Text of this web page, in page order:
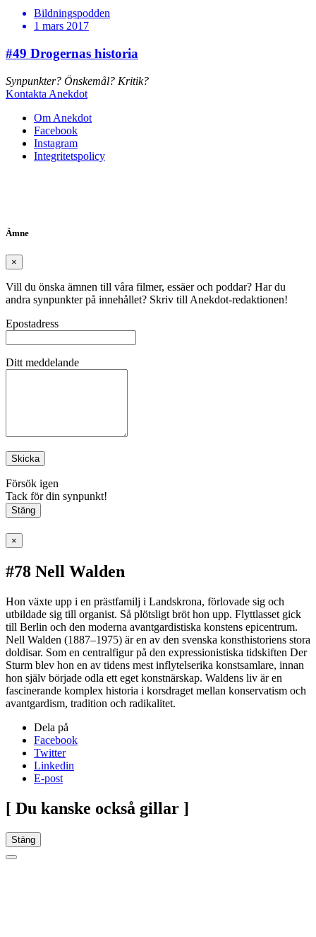
Bildningspodden
1 mars 2017
#49 Drogernas historia
Synpunkter? Önskemål? Kritik?
Kontakta Anekdot
Om Anekdot
Facebook
Instagram
Integritetspolicy
Ämne
×
Vill du önska ämnen till våra filmer, essäer och poddar? Har du
andra synpunkter på innehållet? Skriv till Anekdot-redaktionen!
Epostadress
Ditt meddelande
Skicka
Försök igen
Tack för din synpunkt!
Stäng
×
#78 Nell Walden
Hon växte upp i en prästfamilj i Landskrona, förlovade sig och
utbildade sig till organist. Så plötsligt bröt hon upp. Flyttlasset gick
till Berlin och den moderna avantgardistiska konstens epicentrum.
Nell Walden (1887–1975) är en av den svenska konsthistoriens stora
doldisar. Som en centralfigur på den expressionistiska tidskiften Der
Sturm blev hon en av tidens mest inflytelserika konstsamlare, innan
hon själv började odla ett eget konstnärskap. Waldens liv är en
fascinerande komplex historia i korsdraget mellan konservatism och
avantgardism, tradition och radikalitet.
Dela på
Facebook
Twitter
Linkedin
E-post
[ Du kanske också gillar ]
Stäng